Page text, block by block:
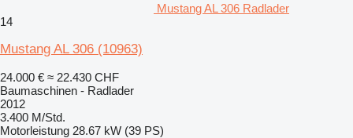
Mustang AL 306 Radlader
14
Mustang AL 306 (10963)
24.000 € ≈ 22.430 CHF
Baumaschinen - Radlader
2012
3.400 M/Std.
Motorleistung 28.67 kW (39 PS)